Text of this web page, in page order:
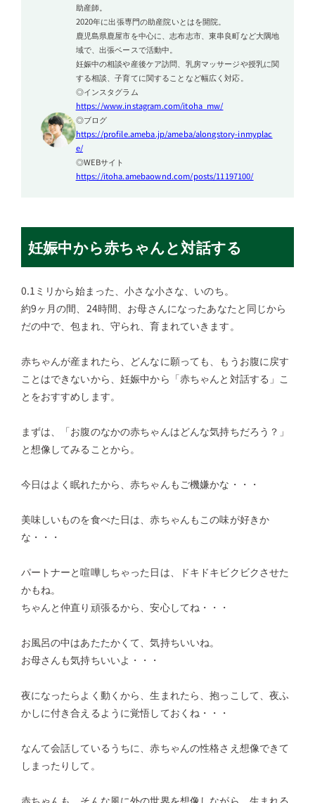
助産師。
2020年に出張専門の助産院いとはを開院。
鹿児島県鹿屋市を中心に、志布志市、東串良町など大隅地
域で、出張ベースで活動中。
妊娠中の相談や産後ケア訪問、乳房マッサージや授乳に関
する相談、子育てに関することなど幅広く対応。
◎インスタグラム
https://www.instagram.com/itoha_mw/
◎ブログ
https://profile.ameba.jp/ameba/alongstory-inmyplac
e/
◎WEBサイト
https://itoha.amebaownd.com/posts/11197100/
妊娠中から赤ちゃんと対話する
0.1ミリから始まった、小さな小さな、いのち。
約9ヶ月の間、24時間、お母さんになったあなたと同じから
だの中で、包まれ、守られ、育まれていきます。
赤ちゃんが産まれたら、どんなに願っても、もうお腹に戻す
ことはできないから、妊娠中から「赤ちゃんと対話する」こ
とをおすすめします。
まずは、「お腹のなかの赤ちゃんはどんな気持ちだろう？」
と想像してみることから。
今日はよく眠れたから、赤ちゃんもご機嫌かな・・・
美味しいものを食べた日は、赤ちゃんもこの味が好きか
な・・・
パートナーと喧嘩しちゃった日は、ドキドキビクビクさせた
かもね。
ちゃんと仲直り頑張るから、安心してね・・・
お風呂の中はあたたかくて、気持ちいいね。
お母さんも気持ちいいよ・・・
夜になったらよく動くから、生まれたら、抱っこして、夜ふ
かしに付き合えるように覚悟しておくね・・・
なんて会話しているうちに、赤ちゃんの性格さえ想像できて
しまったりして。
赤ちゃんも、そんな風に外の世界を想像しながら、生まれる